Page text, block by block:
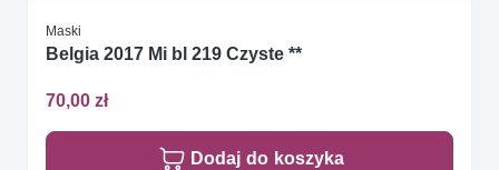
Maski
Belgia 2017 Mi bl 219 Czyste **
70,00 zł
Dodaj do koszyka